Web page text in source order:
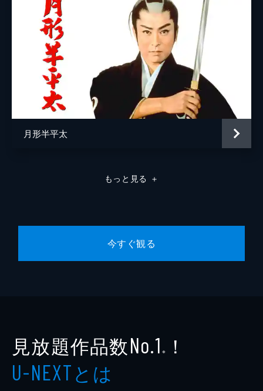
月形半平太
もっと見る ＋
今すぐ観る
見放題作品数No.1 ※ ！
U-NEXTとは